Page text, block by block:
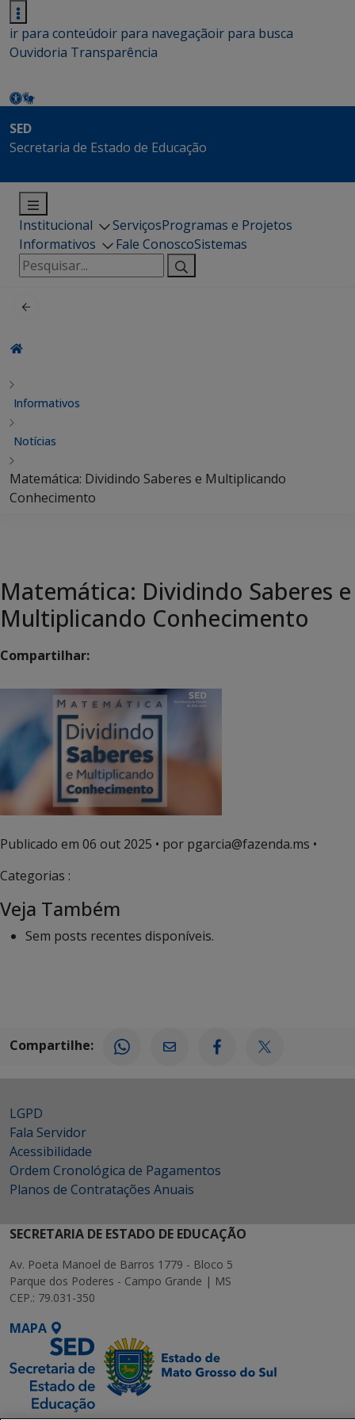
ir para conteúdoir para navegaçãoir para busca
Ouvidoria Transparência
SED
Secretaria de Estado de Educação
Institucional ServiçosProgramas e Projetos
Informativos
Fale ConoscoSistemas
Pesquisar
por:
Informativos
Notícias
Matemática: Dividindo Saberes e Multiplicando
Conhecimento
Matemática: Dividindo Saberes e
Multiplicando Conhecimento
Compartilhar:
Publicado em 06 out 2025 • por pgarcia@fazenda.ms •
Categorias :
Veja Também
Sem posts recentes disponíveis.
Compartilhe:
LGPD
Fala Servidor
Acessibilidade
Ordem Cronológica de Pagamentos
Planos de Contratações Anuais
SECRETARIA DE ESTADO DE EDUCAÇÃO
Av. Poeta Manoel de Barros 1779 - Bloco 5
Parque dos Poderes - Campo Grande | MS
CEP.: 79.031-350
MAPA